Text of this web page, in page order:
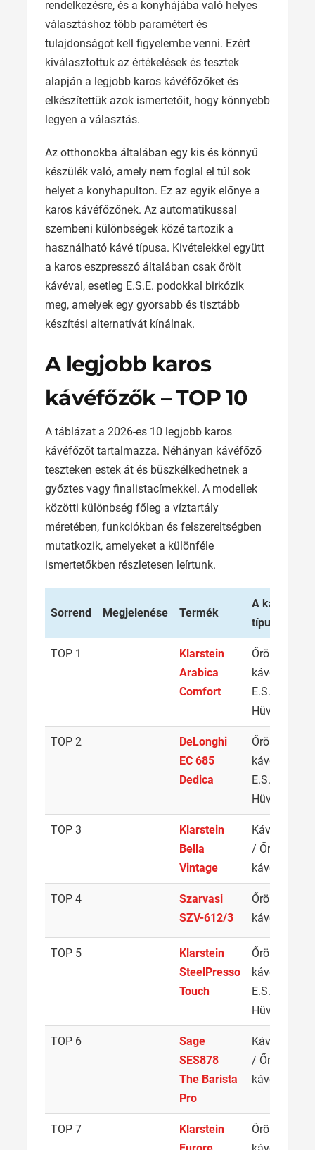
rendelkezésre, és a konyhájába való helyes
választáshoz több paramétert és
tulajdonságot kell figyelembe venni. Ezért
kiválasztottuk az értékelések és tesztek
alapján a legjobb karos kávéfőzőket és
elkészítettük azok ismertetőit, hogy könnyebb
legyen a választás.
Az otthonokba általában egy kis és könnyű
készülék való, amely nem foglal el túl sok
helyet a konyhapulton. Ez az egyik előnye a
karos kávéfőzőnek. Az automatikussal
szembeni különbségek közé tartozik a
használható kávé típusa. Kivételekkel együtt
a karos eszpresszó általában csak őrölt
kávéval, esetleg E.S.E. podokkal birkózik
meg, amelyek egy gyorsabb és tisztább
készítési alternatívát kínálnak.
A legjobb karos
kávéfőzők – TOP 10
A táblázat a 2026-es 10 legjobb karos
kávéfőzőt tartalmazza. Néhányan kávéfőző
teszteken estek át és büszkélkedhetnek a
győztes vagy finalistacímekkel. A modellek
közötti különbség főleg a víztartály
méretében, funkciókban és felszereltségben
mutatkozik, amelyeket a különféle
ismertetőkben részletesen leírtunk.
Sorrend Megjelenése Termék
A kávé
típusa
TOP 1
Klarstein
Arabica
Comfort
Őrölt
kávé /
E.S.E.
Hüvelyek
TOP 2
DeLonghi
EC 685
Dedica
Őrölt
kávé /
E.S.E.
Hüvelyek
TOP 3
Klarstein
Bella
Vintage
Kávébab
/ Őrölt
kávé
TOP 4
Szarvasi
SZV-612/3
Őrölt
kávé
TOP 5
Klarstein
SteelPresso
Touch
Őrölt
kávé /
E.S.E.
Hüvelyek
TOP 6
Sage
SES878
The Barista
Pro
Kávébab
/ Őrölt
kávé
TOP 7
Klarstein
Őrölt